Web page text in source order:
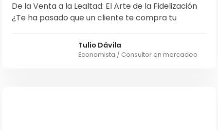
De la Venta a la Lealtad: El Arte de la Fidelización
¿Te ha pasado que un cliente te compra tu
Tulio Dávila
Economista / Consultor en mercadeo